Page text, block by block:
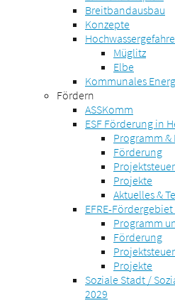
Breitbandausbau
Konzepte
Müglitz
Elbe
Kommunales
Fördern
ASSKomm
ESF Förderung in
Programm
Förderung
Projekte
Aktuelles &
EFRE-
Programm
Förderung
Projekte
Soziale Stadt /
2029